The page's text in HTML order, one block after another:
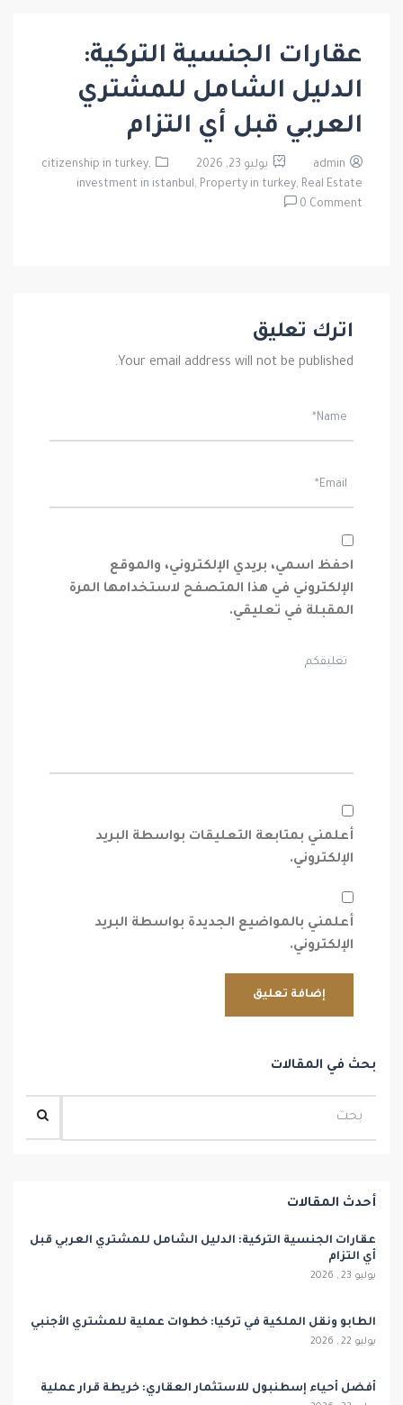
عقارات الجنسية التركية:
الدليل الشامل للمشتري
العربي قبل أي التزام
admin يوليو 23, 2026
citizenship in turkey,
investment in istanbul, Property in turkey, Real Estate
0 Comment
اترك تعليق
Your email address will not be published.
احفظ اسمي، بريدي الإلكتروني، والموقع
الإلكتروني في هذا المتصفح لاستخدامها المرة
المقبلة في تعليقي.
أعلمني بمتابعة التعليقات بواسطة البريد
الإلكتروني.
أعلمني بالمواضيع الجديدة بواسطة البريد
الإلكتروني.
بحث في المقالات
أحدث المقالات
عقارات الجنسية التركية: الدليل الشامل للمشتري العربي قبل
أي التزام
يوليو 23 , 2026
الطابو ونقل الملكية في تركيا: خطوات عملية للمشتري الأجنبي
يوليو 22 , 2026
أفضل أحياء إسطنبول للاستثمار العقاري: خريطة قرار عملية